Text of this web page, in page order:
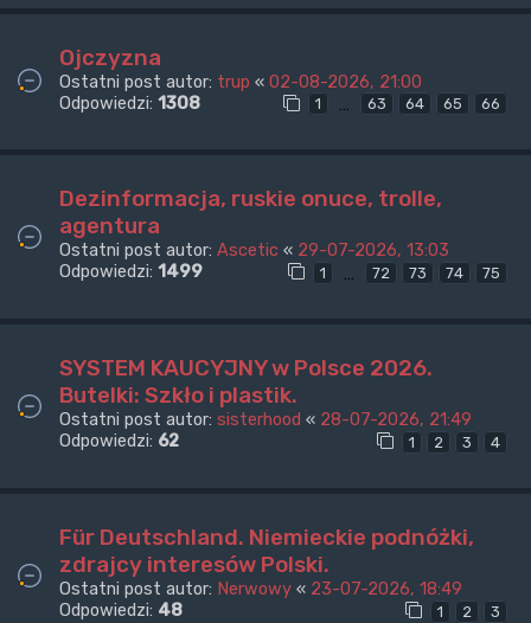
Ojczyzna
Ostatni post autor: trup « 02-08-2026, 21:00
Odpowiedzi: 1308 1 … 63 64 65 66
Dezinformacja, ruskie onuce, trolle,
agentura
Ostatni post autor: Ascetic « 29-07-2026, 13:03
Odpowiedzi: 1499 1 … 72 73 74 75
SYSTEM KAUCYJNY w Polsce 2026.
Butelki: Szkło i plastik.
Ostatni post autor: sisterhood « 28-07-2026, 21:49
Odpowiedzi: 62 1 2 3 4
Für Deutschland. Niemieckie podnóżki,
zdrajcy interesów Polski.
Ostatni post autor: Nerwowy « 23-07-2026, 18:49
Odpowiedzi: 48 1 2 3